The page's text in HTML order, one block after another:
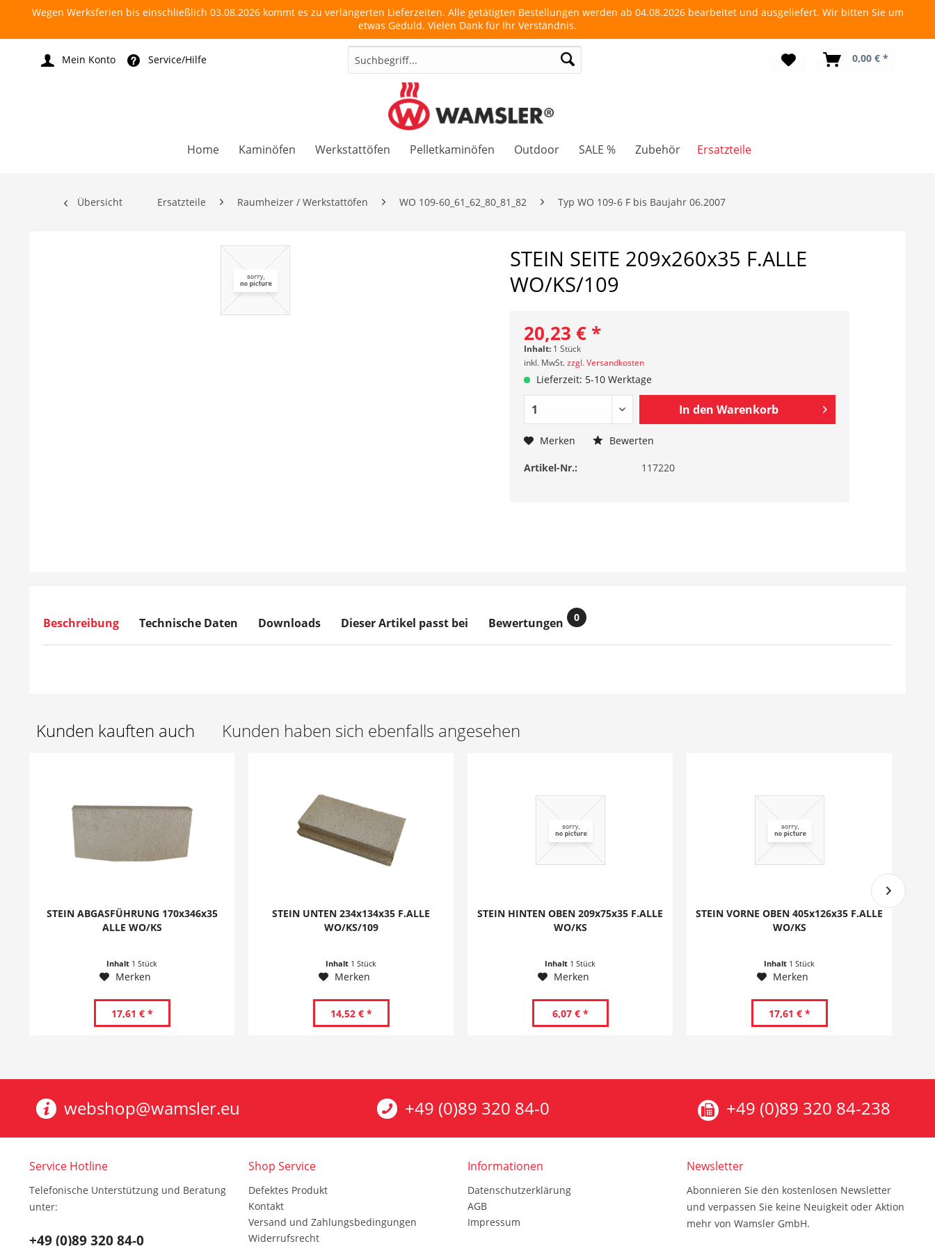
Wegen Werksferien bis einschließlich 03.08.2026 kommt es zu verlängerten Lieferzeiten. Alle getätigten Bestellungen werden ab 04.08.2026 bearbeitet und ausgeliefert. Wir bitten Sie um
etwas Geduld. Vielen Dank für Ihr Verständnis.
Mein Konto Service/Hilfe 0,00 € *
Home Kaminöfen Werkstattöfen Pelletkaminöfen Outdoor SALE % Zubehör Ersatzteile
Übersicht Ersatzteile Raumheizer / Werkstattöfen WO 109-60_61_62_80_81_82 Typ WO 109-6 F bis Baujahr 06.2007
STEIN SEITE 209x260x35 F.ALLE
WO/KS/109
20,23 € *
Inhalt: 1 Stück
inkl. MwSt.zzgl. Versandkosten
Lieferzeit: 5-10 Werktage
In den Warenkorb
Merken Bewerten
Artikel-Nr.: 117220
Beschreibung Technische Daten Downloads Dieser Artikel passt bei Bewertungen 0
Kunden kauften auch Kunden haben sich ebenfalls angesehen
STEIN ABGASFÜHRUNG 170x346x35
ALLE WO/KS
Inhalt 1 Stück
Merken
17,61 € *
STEIN UNTEN 234x134x35 F.ALLE
WO/KS/109
Inhalt 1 Stück
Merken
14,52 € *
STEIN HINTEN OBEN 209x75x35 F.ALLE
WO/KS
Inhalt 1 Stück
Merken
6,07 € *
STEIN VORNE OBEN 405x126x35 F.ALLE
WO/KS
Inhalt 1 Stück
Merken
17,61 € *
webshop@wamsler.eu +49 (0)89 320 84-0 +49 (0)89 320 84-238
Service Hotline
Telefonische Unterstützung und Beratung
unter:
+49 (0)89 320 84-0
Shop Service
Defektes Produkt
Kontakt
Versand und Zahlungsbedingungen
Widerrufsrecht
Informationen
Datenschutzerklärung
AGB
Impressum
Newsletter
Abonnieren Sie den kostenlosen Newsletter
und verpassen Sie keine Neuigkeit oder Aktion
mehr von Wamsler GmbH.